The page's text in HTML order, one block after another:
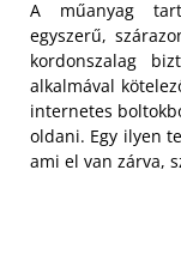
A műanyag
egyszerű,
kordonszalag
alkalmával
internetes
oldani. Egy ilyen
ami el van zárva,